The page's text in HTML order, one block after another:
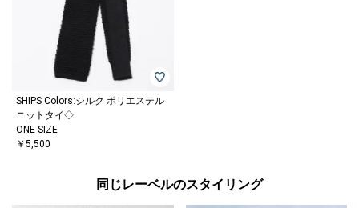
SHIPS Colors:シルク ポリエステル
ニットタイ◇
ONE SIZE
￥5,500
同じレーベルのスタイリング